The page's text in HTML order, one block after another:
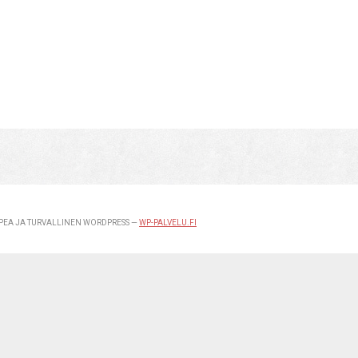
JA TURVALLINEN WORDPRESS — WP-PALVELU.FI